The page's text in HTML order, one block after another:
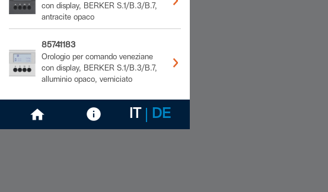
con display, BERKER S.1/B.3/B.7,
antracite opaco
85741183
Orologio per comando veneziane
con display, BERKER S.1/B.3/B.7,
alluminio opaco, verniciato
IT DE